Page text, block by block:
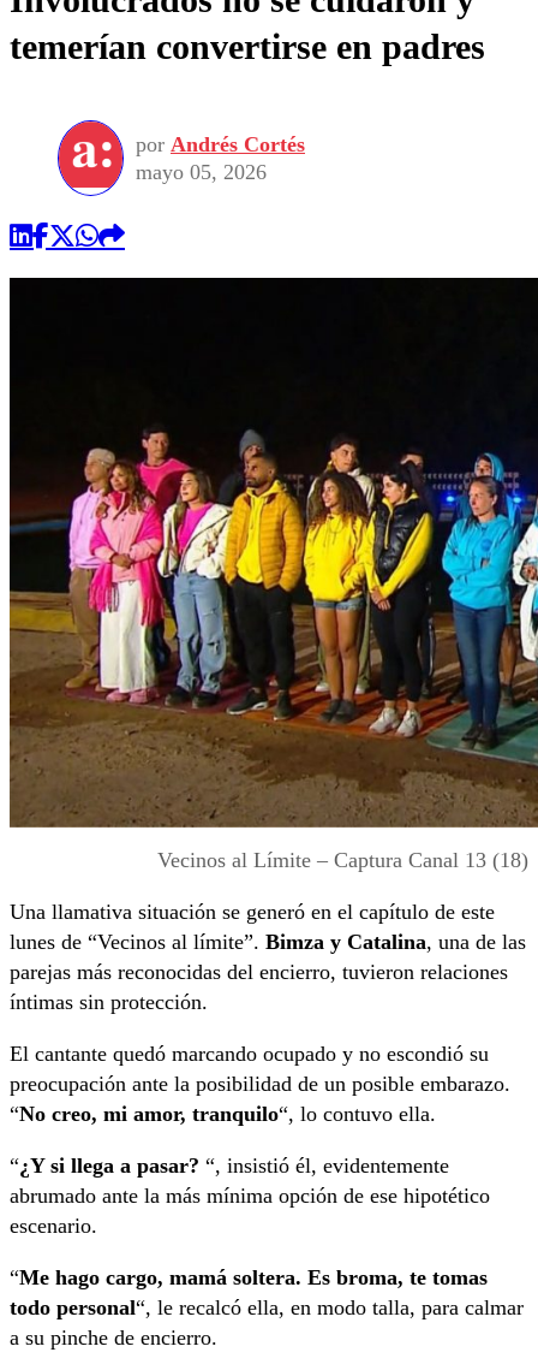
temerían convertirse en padres
por Andrés Cortés
mayo 05, 2026
Vecinos al Límite – Captura Canal 13 (18)
Una llamativa situación se generó en el capítulo de este
lunes de “Vecinos al límite”. Bimza y Catalina, una de las
parejas más reconocidas del encierro, tuvieron relaciones
íntimas sin protección.
El cantante quedó marcando ocupado y no escondió su
preocupación ante la posibilidad de un posible embarazo.
“No creo, mi amor, tranquilo“, lo contuvo ella.
“¿Y si llega a pasar? “, insistió él, evidentemente
abrumado ante la más mínima opción de ese hipotético
escenario.
“Me hago cargo, mamá soltera. Es broma, te tomas
todo personal“, le recalcó ella, en modo talla, para calmar
a su pinche de encierro.